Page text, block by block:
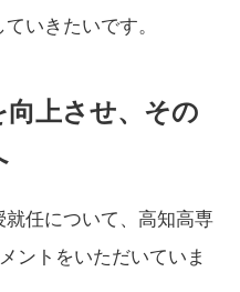
いきたいです。
上させ、その
任について、高知高専
ントをいただいていま